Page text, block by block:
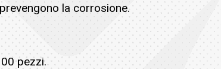
la corrosione.
pezzi.